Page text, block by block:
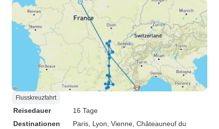
Flusskreuzfahrt
Reisedauer
16 Tage
Destinationen
Paris , Lyon , Vienne , Châteauneuf du